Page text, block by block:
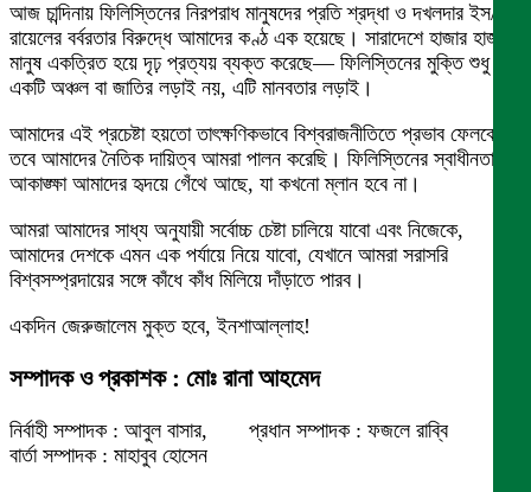
আজ চান্দিনায় ফিলিস্তিনের নিরপরাধ মানুষদের প্রতি শ্রদ্ধা ও দখলদার ইস/
রায়েলের বর্বরতার বিরুদ্ধে আমাদের কণ্ঠ এক হয়েছে। সারাদেশে হাজার হাজার
মানুষ একত্রিত হয়ে দৃঢ় প্রত্যয় ব্যক্ত করেছে— ফিলিস্তিনের মুক্তি শুধু
একটি অঞ্চল বা জাতির লড়াই নয়, এটি মানবতার লড়াই।
আমাদের এই প্রচেষ্টা হয়তো তাৎক্ষণিকভাবে বিশ্বরাজনীতিতে প্রভাব ফেলবে না,
তবে আমাদের নৈতিক দায়িত্ব আমরা পালন করেছি। ফিলিস্তিনের স্বাধীনতার
আকাঙ্ক্ষা আমাদের হৃদয়ে গেঁথে আছে, যা কখনো ম্লান হবে না।
আমরা আমাদের সাধ্য অনুযায়ী সর্বোচ্চ চেষ্টা চালিয়ে যাবো এবং নিজেকে,
আমাদের দেশকে এমন এক পর্যায়ে নিয়ে যাবো, যেখানে আমরা সরাসরি
বিশ্বসম্প্রদায়ের সঙ্গে কাঁধে কাঁধ মিলিয়ে দাঁড়াতে পারব।
একদিন জেরুজালেম মুক্ত হবে, ইনশাআল্লাহ!
সম্পাদক ও প্রকাশক : মোঃ রানা আহমেদ
নির্বাহী সম্পাদক : আবুল বাসার, প্রধান সম্পাদক : ফজলে রাব্বি
বার্তা সম্পাদক : মাহাবুব হোসেন